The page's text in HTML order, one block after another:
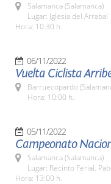
Salamanca (Salamanca)
Lugar: Iglesia del Arrabal
Hora: 10:30 h.
06/11/2022
Vuelta Ciclista
Barruecopardo
Hora: 10:00 h.
05/11/2022
Campeonato
Salamanca (Salamanca)
Lugar: Recinto Ferial.
Hora: 13:00 h.